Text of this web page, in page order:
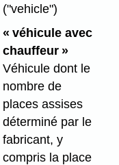
("vehicle")
« véhicule avec
chauffeur »
Véhicule dont le
nombre de
places assises
déterminé par le
fabricant, y
compris la place